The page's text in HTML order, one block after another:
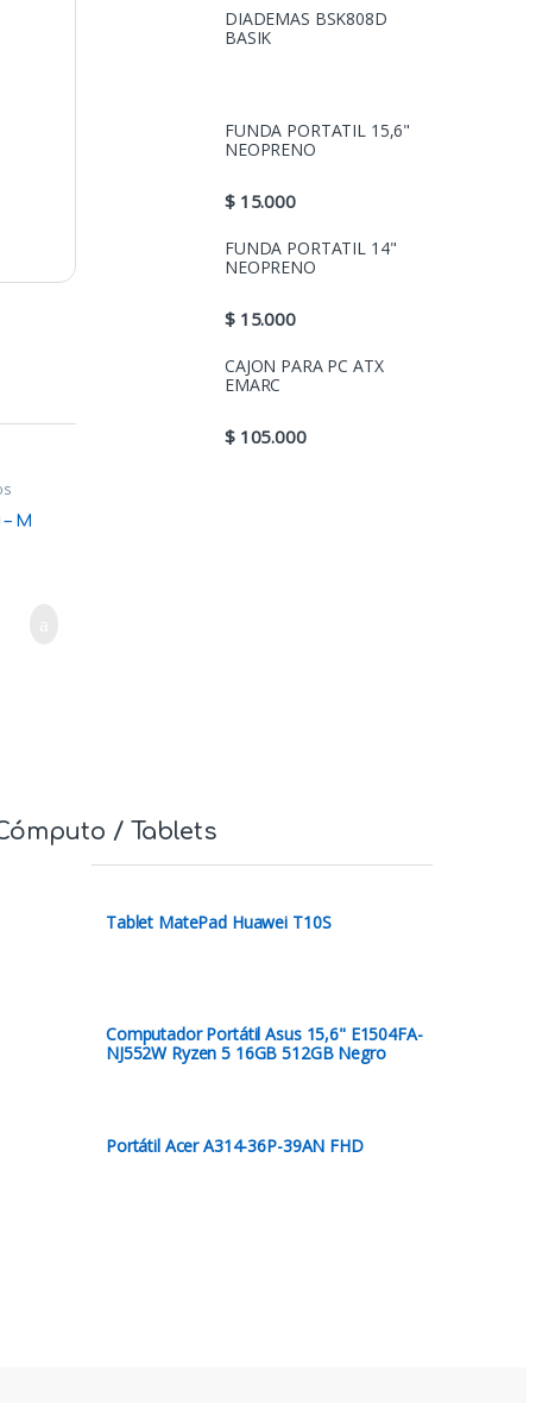
M
DIADEMAS BSK808D
BASIK
FUNDA PORTATIL 15,6"
NEOPRENO
$15.000
FUNDA PORTATIL 14"
NEOPRENO
$15.000
CAJON PARA PC ATX
EMARC
$105.000
/ Tablets
Tablet MatePad Huawei T10S
Computador Portátil Asus 15,6" E1504FA-
NJ552W Ryzen 5 16GB 512GB Negro
Portátil Acer A314-36P-39AN FHD